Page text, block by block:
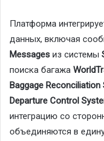
Платформа
данных, включая
Messages из системы
поиска багажа
Baggage
Departure Control
интеграцию со
объединяются в